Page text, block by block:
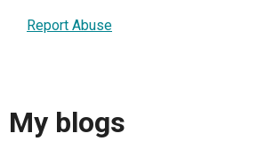
Report Abuse
My blogs